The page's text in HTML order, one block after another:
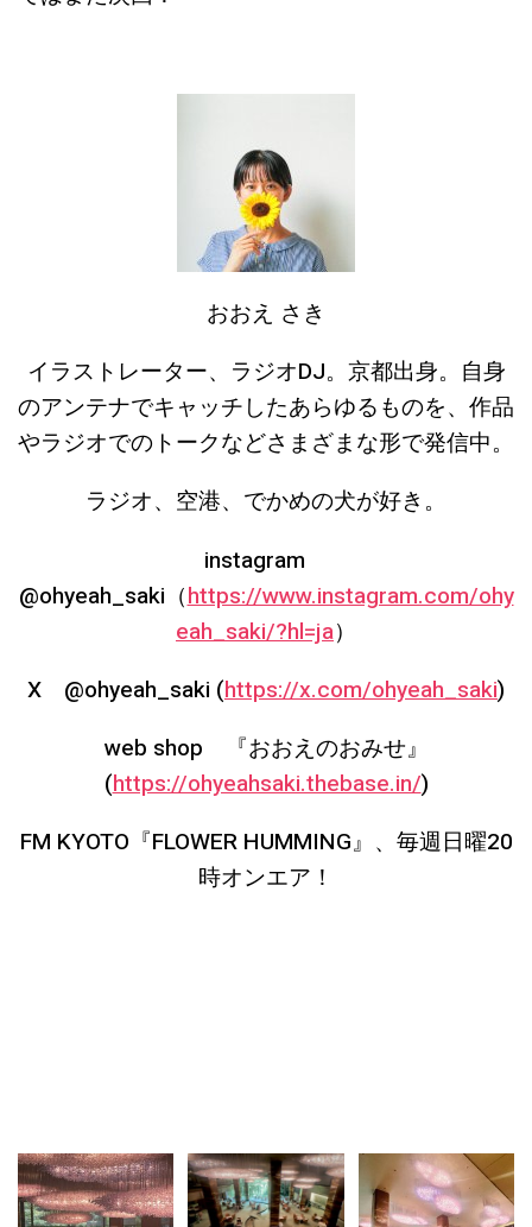
おおえ さき
イラストレーター、ラジオDJ。京都出身。自身
のアンテナでキャッチしたあらゆるものを、作品
やラジオでのトークなどさまざまな形で発信中。
ラジオ、空港、でかめの犬が好き。
instagram
@ohyeah_saki （https://www.instagram.com/ohy
eah_saki/?hl=ja）
X
@ohyeah_saki (https://x.com/ohyeah_saki)
web shop 『おおえのおみせ』
(https://ohyeahsaki.thebase.in/)
FM KYOTO 『FLOWER HUMMING』、毎週日曜20
時オンエア ！